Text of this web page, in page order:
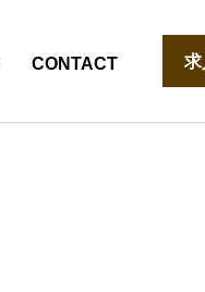
CONTACT 求